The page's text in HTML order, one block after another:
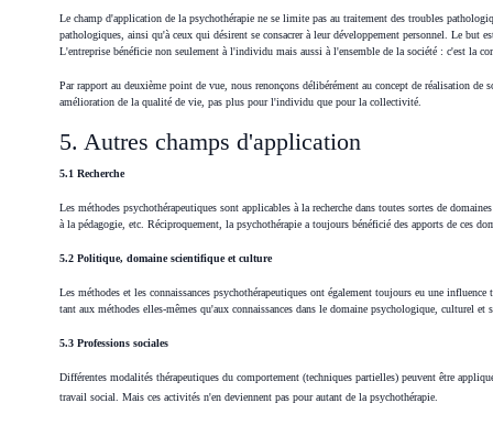
Le champ d'application de la psychothérapie ne se limite pas au traitement des troubles
pathologiques, ainsi qu'à ceux qui désirent se consacrer à leur développement personnel. Le
L'entreprise bénéficie non seulement à l'individu mais aussi à l'ensemble de la société : c'est la
Par rapport au deuxième point de vue, nous renonçons délibérément au concept de réalisation
amélioration de la qualité de vie, pas plus pour l'individu que pour la collectivité.
5. Autres champs d'application
5.1 Recherche
Les méthodes psychothérapeutiques sont applicables à la recherche dans toutes sortes de
à la pédagogie, etc. Réciproquement, la psychothérapie a toujours bénéficié des apports de ces
5.2 Politique, domaine scientifique et culture
Les méthodes et les connaissances psychothérapeutiques ont également toujours eu une
tant aux méthodes elles-mêmes qu'aux connaissances dans le domaine psychologique, culturel et
5.3 Professions sociales
Différentes modalités thérapeutiques du comportement (techniques partielles) peuvent être
travail social. Mais ces activités n'en deviennent pas pour autant de la psychothérapie.